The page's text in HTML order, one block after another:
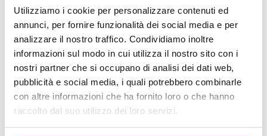
Utilizziamo i cookie per personalizzare contenuti ed
annunci, per fornire funzionalità dei social media e per
analizzare il nostro traffico. Condividiamo inoltre
informazioni sul modo in cui utilizza il nostro sito con i
nostri partner che si occupano di analisi dei dati web,
pubblicità e social media, i quali potrebbero combinarle
con altre informazioni che ha fornito loro o che hanno
raccolto dal suo utilizzo dei loro servizi.